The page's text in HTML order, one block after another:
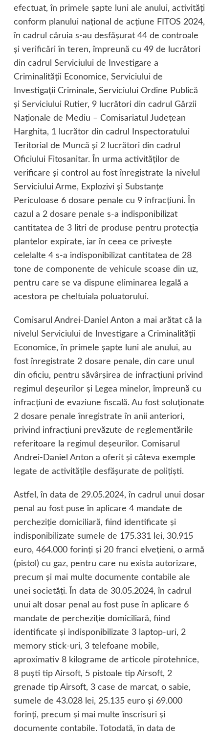
efectuat, în primele şapte luni ale anului, activităţi
conform planului naţional de acţiune FITOS 2024,
în cadrul căruia s-au desfăşurat 44 de controale
şi verificări în teren, împreună cu 49 de lucrători
din cadrul Serviciului de Investigare a
Criminalităţii Economice, Serviciului de
Investigaţii Criminale, Serviciului Ordine Publică
şi Serviciului Rutier, 9 lucrători din cadrul Gărzii
Naţionale de Mediu – Comisariatul Judeţean
Harghita, 1 lucrător din cadrul Inspectoratului
Teritorial de Muncă şi 2 lucrători din cadrul
Oficiului Fitosanitar. În urma activităţilor de
verificare şi control au fost înregistrate la nivelul
Serviciului Arme, Explozivi şi Substanţe
Periculoase 6 dosare penale cu 9 infracţiuni. În
cazul a 2 dosare penale s-a indisponibilizat
cantitatea de 3 litri de produse pentru protecţia
plantelor expirate, iar în ceea ce priveşte
celelalte 4 s-a indisponibilizat cantitatea de 28
tone de componente de vehicule scoase din uz,
pentru care se va dispune eliminarea legală a
acestora pe cheltuiala poluatorului.
Comisarul Andrei-Daniel Anton a mai arătat că la
nivelul Serviciului de Investigare a Criminalităţii
Economice, în primele şapte luni ale anului, au
fost înregistrate 2 dosare penale, din care unul
din oficiu, pentru săvârşirea de infracţiuni privind
regimul deşeurilor şi Legea minelor, împreună cu
infracţiuni de evaziune fiscală. Au fost soluţionate
2 dosare penale înregistrate în anii anteriori,
privind infracţiuni prevăzute de reglementările
referitoare la regimul deşeurilor. Comisarul
Andrei-Daniel Anton a oferit şi câteva exemple
legate de activităţile desfăşurate de poliţişti.
Astfel, în data de 29.05.2024, în cadrul unui dosar
penal au fost puse în aplicare 4 mandate de
percheziţie domiciliară, fiind identificate şi
indisponibilizate sumele de 175.331 lei, 30.915
euro, 464.000 forinţi şi 20 franci elveţieni, o armă
(pistol) cu gaz, pentru care nu exista autorizare,
precum şi mai multe documente contabile ale
unei societăţi. În data de 30.05.2024, în cadrul
unui alt dosar penal au fost puse în aplicare 6
mandate de percheziţie domiciliară, fiind
identificate şi indisponibilizate 3 laptop-uri, 2
memory stick-uri, 3 telefoane mobile,
aproximativ 8 kilograme de articole pirotehnice,
8 puşti tip Airsoft, 5 pistoale tip Airsoft, 2
grenade tip Airsoft, 3 case de marcat, o sabie,
sumele de 43.028 lei, 25.135 euro şi 69.000
forinţi, precum şi mai multe înscrisuri şi
documente contabile. Totodată, în data de